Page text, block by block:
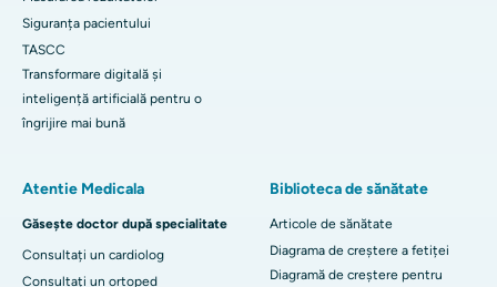
Siguranța pacientului
TASCC
Transformare digitală și
inteligență artificială pentru o
îngrijire mai bună
Atentie Medicala
Găsește doctor după specialitate
Consultați un cardiolog
Consultați un ortoped
Biblioteca de sănătate
Articole de sănătate
Diagrama de creștere a fetiței
Diagramă de creștere pentru